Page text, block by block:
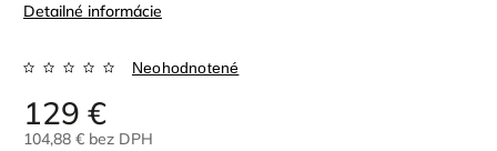
Detailné informácie
Neohodnotené
129 €
104,88 € bez DPH